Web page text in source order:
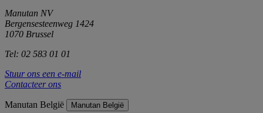
Manutan NV
Bergensesteenweg 1424
1070 Brussel
Tel: 02 583 01 01
Stuur ons een e-mail
Contacteer ons
Manutan België Manutan België